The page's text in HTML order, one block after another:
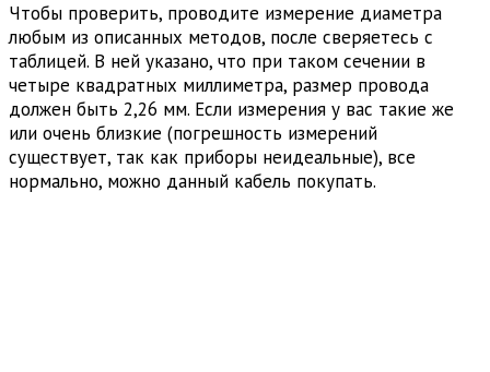
Чтобы проверить, проводите измерение диаметра
любым из описанных методов, после сверяетесь с
таблицей. В ней указано, что при таком сечении в
четыре квадратных миллиметра, размер провода
должен быть 2,26 мм. Если измерения у вас такие же
или очень близкие (погрешность измерений
существует, так как приборы неидеальные), все
нормально, можно данный кабель покупать.